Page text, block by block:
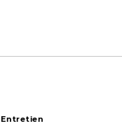
Entretien